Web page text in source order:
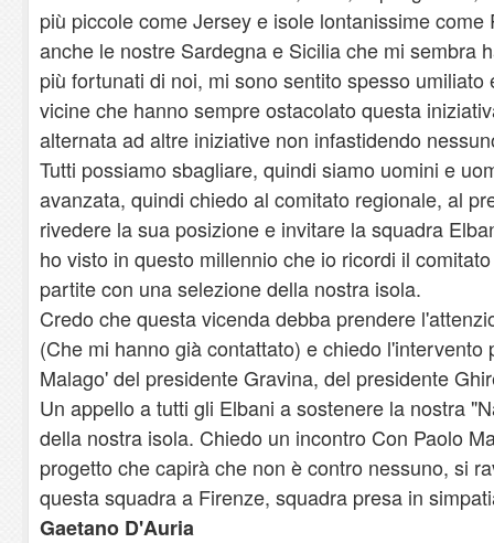
più piccole come Jersey e isole lontanissime
anche le nostre Sardegna e Sicilia che mi sembra
più fortunati di noi, mi sono sentito spesso
vicine che hanno sempre ostacolato questa
alternata ad altre iniziative non infastidendo
Tutti possiamo sbagliare, quindi siamo uomini e
avanzata, quindi chiedo al comitato regionale, al
rivedere la sua posizione e invitare la squadra
ho visto in questo millennio che io ricordi il
partite con una selezione della nostra isola.
Credo che questa vicenda debba prendere
(Che mi hanno già contattato) e chiedo l'intervento
Malago' del presidente Gravina, del presidente
Un appello a tutti gli Elbani a sostenere la nostra
della nostra isola. Chiedo un incontro Con Paolo
progetto che capirà che non è contro nessuno, si
questa squadra a Firenze, squadra presa in
Gaetano D'Auria